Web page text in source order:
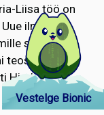
Liisa töö on
ilme on
seinal on
teos
Hindou
Vestelge Bionic